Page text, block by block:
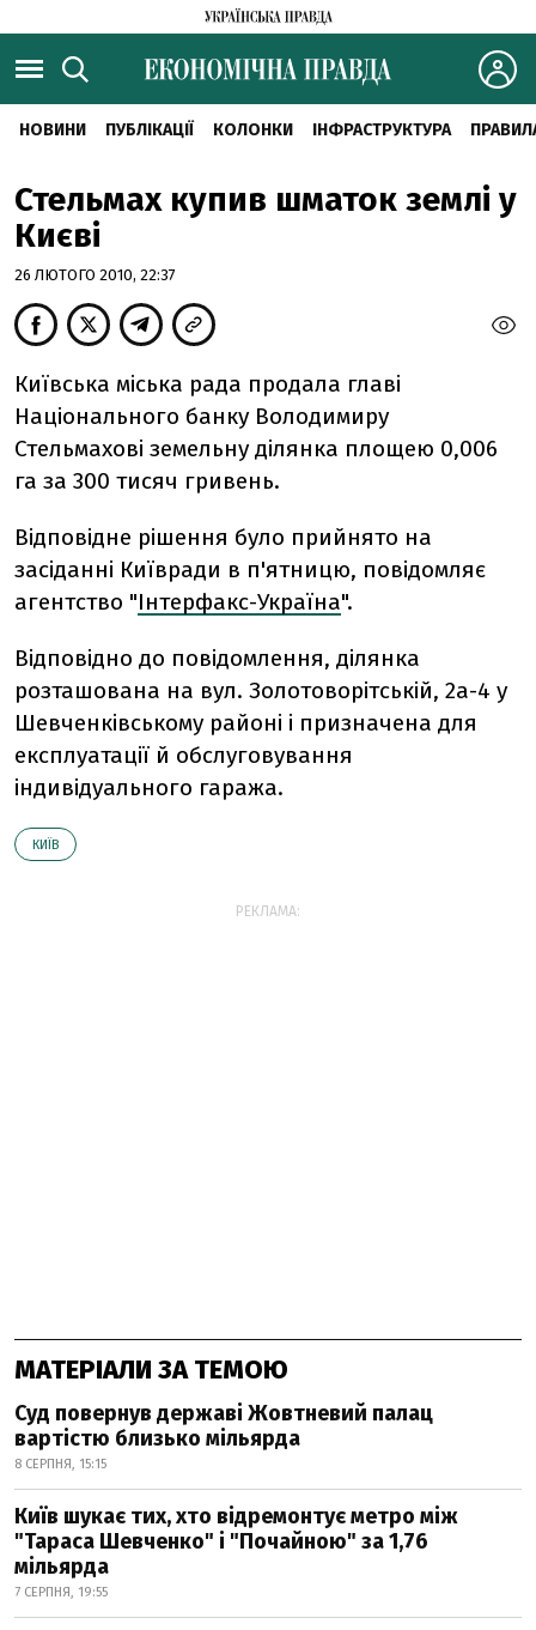
НОВИНИ ПУБЛІКАЦІЇ КОЛОНКИ ІНФРАСТРУКТУРА
Стельмах купив шматок землі у
Києві
26 ЛЮТОГО 2010, 22:37
Київська міська рада продала главі
Національного банку Володимиру
Стельмахові земельну ділянка площею 0,006
га за 300 тисяч гривень.
Відповідне рішення було прийнято на
засіданні Київради в п'ятницю, повідомляє
агентство "Інтерфакс-Україна".
Відповідно до повідомлення, ділянка
розташована на вул. Золотоворітській, 2а-4 у
Шевченківському районі і призначена для
експлуатації й обслуговування
індивідуального гаража.
КИЇВ
РЕКЛАМА:
МАТЕРІАЛИ ЗА ТЕМОЮ
Суд повернув державі Жовтневий палац
вартістю близько мільярда
8 СЕРПНЯ, 15:15
Київ шукає тих, хто відремонтує метро між
"Тараса Шевченко" і "Почайною" за 1,76
мільярда
7 СЕРПНЯ, 19:55